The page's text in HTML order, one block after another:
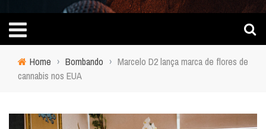
Home › Bombando › Marcelo D2 lança marca de flores de
cannabis nos EUA